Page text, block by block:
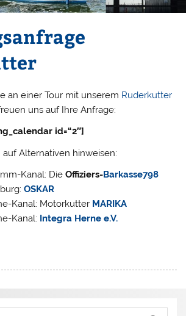
an einer Tour mit unserem Ruderkutter
uns auf Ihre Anfrage:
id=“2″]
Alternativen hinweisen:
Kanal: Die Offiziers-Barkasse798
OSKAR
Kanal: Motorkutter MARIKA
Kanal: Integra Herne e.V.